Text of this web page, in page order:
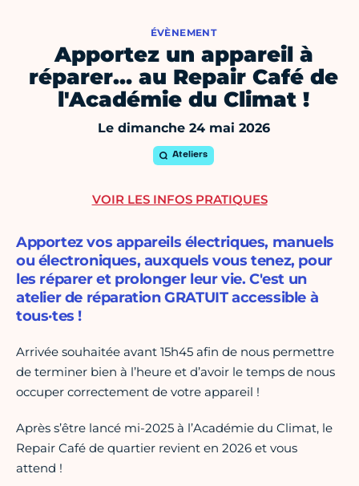
ÉVÈNEMENT
Apportez un appareil à
réparer… au Repair Café de
l'Académie du Climat !
Le dimanche 24 mai 2026
Ateliers
Apportez vos appareils électriques, manuels
ou électroniques, auxquels vous tenez, pour
les réparer et prolonger leur vie. C'est un
atelier de réparation GRATUIT accessible à
tous·tes !
Arrivée souhaitée avant 15h45 afin de nous permettre
de terminer bien à l’heure et d’avoir le temps de nous
occuper correctement de votre appareil !
Après s’être lancé mi-2025 à l’Académie du Climat, le
Repair Café de quartier revient en 2026 et vous
attend !
VOIR LES INFOS PRATIQUES